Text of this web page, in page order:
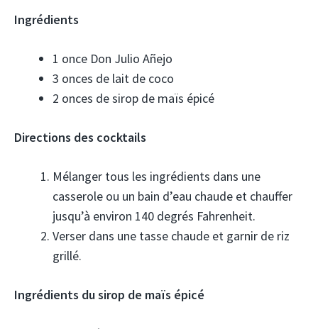
Ingrédients
1 once Don Julio Añejo
3 onces de lait de coco
2 onces de sirop de maïs épicé
Directions des cocktails
Mélanger tous les ingrédients dans une
casserole ou un bain d’eau chaude et chauffer
jusqu’à environ 140 degrés Fahrenheit.
Verser dans une tasse chaude et garnir de riz
grillé.
Ingrédients du sirop de maïs épicé